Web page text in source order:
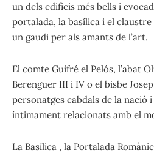
un dels edificis més bells i
portalada, la basílica i el
un gaudi per als amants de l’art.
El comte Guifré el Pelós, l’abat
Berenguer III i IV o el bisbe
personatges cabdals de la nació i
íntimament relacionats amb el
La Basílica , la Portalada